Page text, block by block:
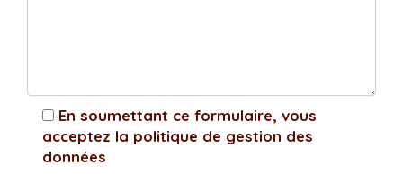
En soumettant ce formulaire, vous
acceptez la politique de gestion des
données